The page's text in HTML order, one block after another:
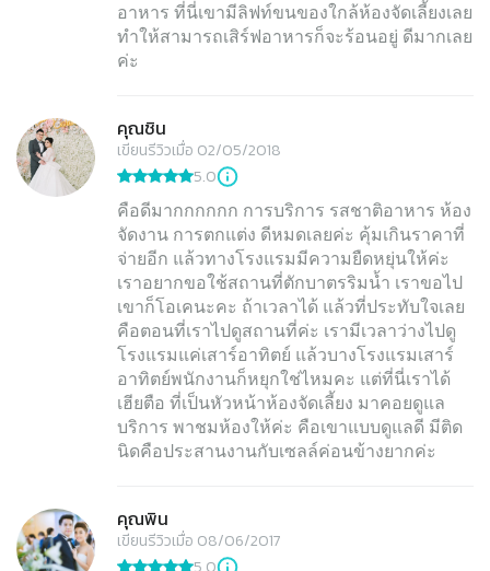
อาหาร ที่นี่เขามีลิฟท์ขนของใกล้ห้องจัดเลี้ยงเลย
ทำให้สามารถเสิร์ฟอาหารก็จะร้อนอยู่ ดีมากเลย
ค่ะ
คุณชิน
เขียนรีวิวเมื่อ 02/05/2018
5.0
คือดีมากกกกกก การบริการ รสชาติอาหาร ห้อง
จัดงาน การตกแต่ง ดีหมดเลยค่ะ คุ้มเกินราคาที่
จ่ายอีก แล้วทางโรงแรมมีความยืดหยุ่นให้ค่ะ
เราอยากขอใช้สถานที่ตักบาตรริมน้ำ เราขอไป
เขาก็โอเคนะคะ ถ้าเวลาได้ แล้วที่ประทับใจเลย
คือตอนที่เราไปดูสถานที่ค่ะ เรามีเวลาว่างไปดู
โรงแรมแค่เสาร์อาทิตย์ แล้วบางโรงแรมเสาร์
อาทิตย์พนักงานก็หยุกใช่ไหมคะ แต่ที่นี่เราได้
เฮียตือ ที่เป็นหัวหน้าห้องจัดเลี้ยง มาคอยดูแล
บริการ พาชมห้องให้ค่ะ คือเขาแบบดูแลดี มีติด
นิดคือประสานงานกับเซลล์ค่อนข้างยากค่ะ
คุณพิน
เขียนรีวิวเมื่อ 08/06/2017